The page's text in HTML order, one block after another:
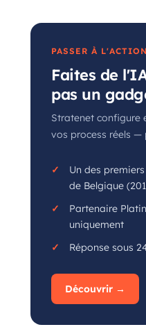
PASSER À L'ACTION
Faites de
pas un
Stratenet configure
vos process réels —
Un des
de Belgique
Partenaire
uniquement
Réponse sous
Découvrir →